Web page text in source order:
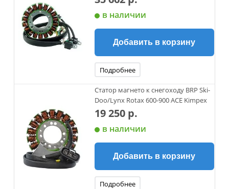
в наличии
Добавить в корзину
Подробнее
Статор магнето к снегоходу BRP Ski-
Doo/Lynx Rotax 600-900 ACE Kimpex
19 250 р.
в наличии
Добавить в корзину
Подробнее